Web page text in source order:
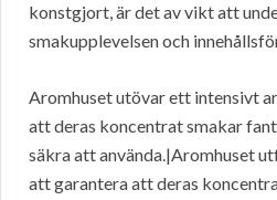
konstgjort, är det av vikt att
smakupplevelsen och
Aromhuset utövar ett intensivt
att deras koncentrat smakar
säkra att använda.|Aromhuset
att garantera att deras